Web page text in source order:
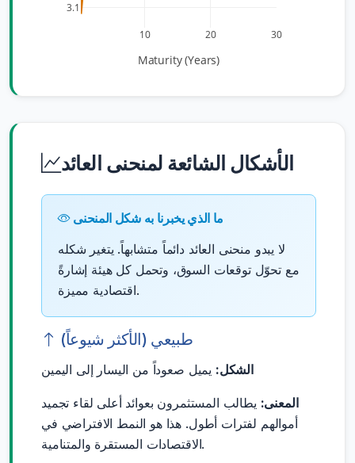
10 20 30
3.1
Maturity (Years)
الأشكال الشائعة لمنحنى العائد
ما الذي يخبرنا به شكل المنحنى
لا يبدو منحنى العائد دائماً متشابهاً. يتغير شكله
مع تحوّل توقعات السوق، وتحمل كل هيئة إشارةً
اقتصادية مميزة.
طبيعي (الأكثر شيوعاً)
الشكل: يميل صعوداً من اليسار إلى اليمين
المعنى: يطالب المستثمرون بعوائد أعلى لقاء تجميد
أموالهم لفترات أطول. هذا هو النمط الافتراضي في
الاقتصادات المستقرة والمتنامية.